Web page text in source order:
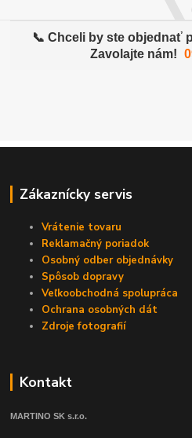
📞 Chceli by ste objednať
Zavolajte nám!
Zákaznícky servis
Vrátenie tovaru
Reklamačný poriadok
Osobný odber objednávky
Spôsob dopravy
Veľkoobchodná spolupráca
Ochrana osobných dát
Zdroje fotografií
Kontakt
MARTINO SK s.r.o.